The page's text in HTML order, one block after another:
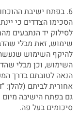
הסכימו הצדדים כי
לסילוק יד הנתבעים
שימוש, זאת מבלי
להיקף השימוש
השימוש, וכן מבלי
הנאה לטובתם בדרך
אחורית לביתם (להלן:
סיכומים בעל פה.